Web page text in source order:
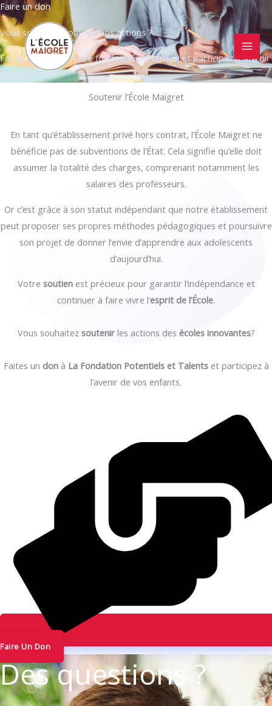
Aller
au
contenu
Faire un don
Vous souhaitez soutenir nos actions ?
Faites un don via notre fondation partenaire et participez à l’avenir
de nos élèves.
Soutenir l’École Maigret
En tant qu’établissement privé hors contrat, l’École Maigret ne
bénéficie pas de subventions de l’État. Cela signifie qu’elle doit
assumer la totalité des charges, comprenant notamment les
salaires des professeurs.
Or c’est grâce à son statut indépendant que notre établissement
peut proposer ses propres méthodes pédagogiques et poursuivre
son projet de donner l’envie d’apprendre aux adolescents
d’aujourd’hui.
Votre soutienest précieux pour garantir l’indépendance et
continuer à faire vivre l’esprit de l’École.
Vous souhaitez soutenirles actions des écoles innovantes?
Faites un donà La Fondation Potentiels et Talentset participez à
l’avenir de vos enfants.
Faire Un Don
Des questions ?